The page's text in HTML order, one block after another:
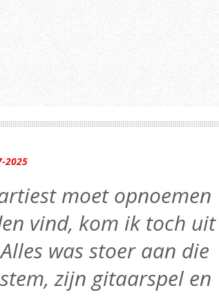
2025
moet opnoemen
vind, kom ik toch uit
was stoer aan die
zijn gitaarspel en